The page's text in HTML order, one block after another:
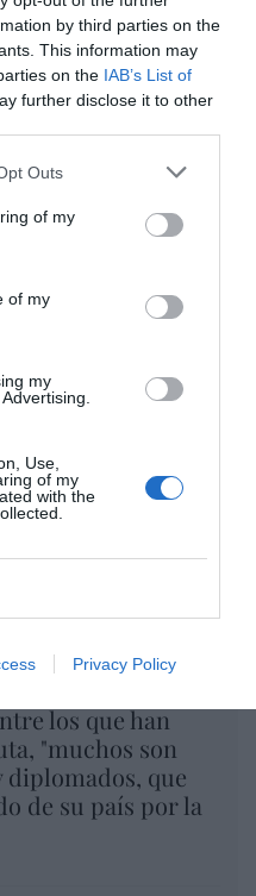
by third parties on the
This information may
on the IAB’s List of
further disclose it to other
Outs
of my
of my
my
Use,
of my
with the
Privacy Policy
Señora de África:
el norte: la
mala
los que han
"muchos son
diplomados, que
de su país por la